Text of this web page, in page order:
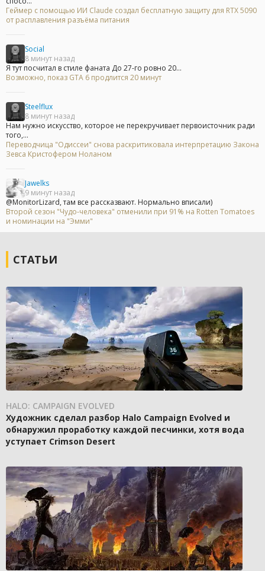
Геймер с помощью ИИ Claude создал бесплатную защиту для RTX 5090
от расплавления разъёма питания
Social
8 минут назад
Я тут посчитал в стиле фаната До 27-го ровно 20...
Возможно, показ GTA 6 продлится 20 минут
Steelflux
8 минут назад
Нам нужно искусство, которое не перекручивает первоисточник ради
того,...
Переводчица "Одиссеи" снова раскритиковала интерпретацию Закона
Зевса Кристофером Ноланом
Jawelks
9 минут назад
@MonitorLizard, там все рассказвают. Нормально вписали)
Второй сезон "Чудо-человека" отменили при 91% на Rotten Tomatoes
и номинации на "Эмми"
СТАТЬИ
HALO: CAMPAIGN EVOLVED
Художник сделал разбор Halo Campaign Evolved и
обнаружил проработку каждой песчинки, хотя вода
уступает Crimson Desert